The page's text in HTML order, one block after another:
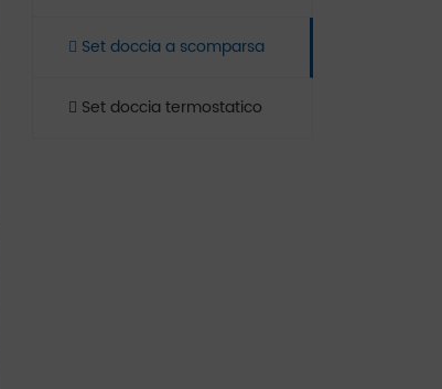
Set doccia a scomparsa
Set doccia termostatico